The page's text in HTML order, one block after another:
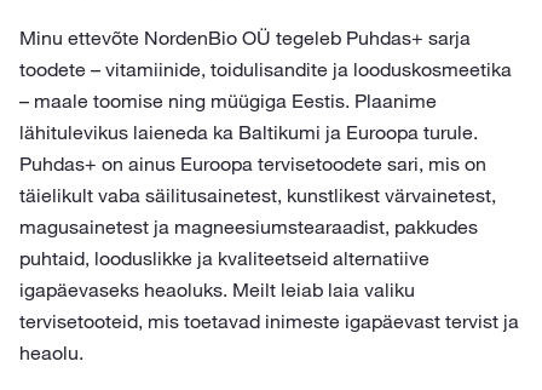
Minu ettevõte NordenBio OÜ tegeleb Puhdas+ sarja
toodete – vitamiinide, toidulisandite ja looduskosmeetika
– maale toomise ning müügiga Eestis. Plaanime
lähitulevikus laieneda ka Baltikumi ja Euroopa turule.
Puhdas+ on ainus Euroopa tervisetoodete sari, mis on
täielikult vaba säilitusainetest, kunstlikest värvainetest,
magusainetest ja magneesiumstearaadist, pakkudes
puhtaid, looduslikke ja kvaliteetseid alternatiive
igapäevaseks heaoluks. Meilt leiab laia valiku
tervisetooteid, mis toetavad inimeste igapäevast tervist ja
heaolu.